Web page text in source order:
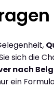
sich die
nach
ein